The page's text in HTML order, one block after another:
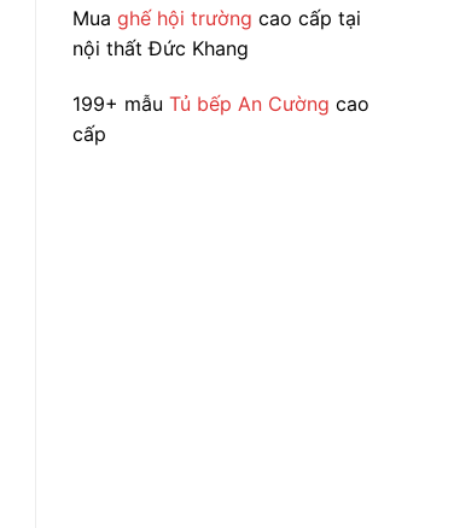
phẩm
Mua ghế hội trường cao cấp tại
nội thất Đức Khang
199+ mẫu Tủ bếp An Cường cao
cấp